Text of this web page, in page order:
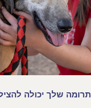
תרומה שלך יכולה